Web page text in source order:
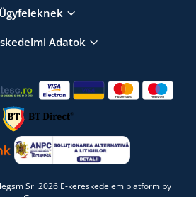
Ügyfeleknek
Adatok
Srl 2026 E-kereskedelem platform by